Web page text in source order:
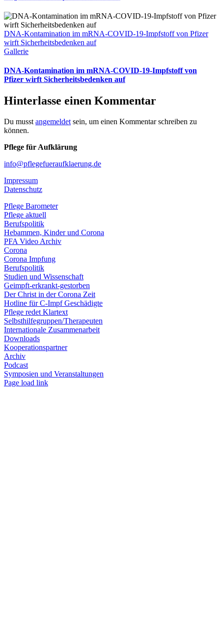
DNA-Kontamination im mRNA-COVID-19-Impfstoff von Pfizer
wirft Sicherheitsbedenken auf
Gallerie
DNA-Kontamination im mRNA-COVID-19-Impfstoff von
Pfizer wirft Sicherheitsbedenken auf
Hinterlasse einen Kommentar
Du musst angemeldet sein, um einen Kommentar schreiben zu
können.
Pflege für Aufklärung
info@pflegefueraufklaerung.de
Impressum
Datenschutz
Pflege Barometer
Pflege aktuell
Berufspolitik
Hebammen, Kinder und Corona
PFA Video Archiv
Corona
Corona Impfung
Berufspolitik
Studien und Wissenschaft
Geimpft-erkrankt-gestorben
Der Christ in der Corona Zeit
Hotline für C-Impf Geschädigte
Pflege redet Klartext
Selbsthilfegruppen/Therapeuten
Internationale Zusammenarbeit
Downloads
Kooperationspartner
Archiv
Podcast
Symposien und Veranstaltungen
Page load link